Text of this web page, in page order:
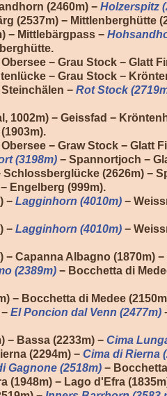
(2460m) − Holzerspitz
(2537m) − Mittlenberghütte
− Mittlebärgpass −
Obersee − Grau Stock − Glatt
− Grau Stock −
− Rot Stock
1002m) − Geissfad −
− Graw Stock − Glatt
(3198m) − Spannortjoch −
(2626m) −
Engelberg (999m).
− Lagginhorn (4010m) −
− Lagginhorn (4010m) −
− Capanna Albagno (1870m)
(2389m) − Bocchetta di
− Bocchetta di Medee
El Poncion dal Venn (2477m)
− Bassa (2233m) − Cima
(2294m) − Cima di Rierna
Gagnone (2518m) −
(1948m) − Lago d'Efra